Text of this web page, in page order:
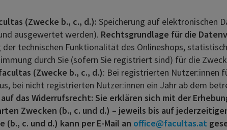
(Zwecke b., c., d.): Speicherung auf elektronischen
ausgewertet werden). Rechtsgrundlage für die
technischen Funktionalität des Onlineshops,
durch Sie (sofern Sie registriert sind) für die
(Zwecke b., c., d.): Bei registrierten Nutzer:innen
bei nicht registrierten Nutzer:innen ein Jahr ab dem
das Widerrufsrecht: Sie erklären sich mit der
Zwecken (b., c. und d.) – jeweils bis auf
c. und d.) kann per E-Mail an office@facultas.at